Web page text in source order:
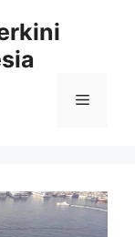
Menu